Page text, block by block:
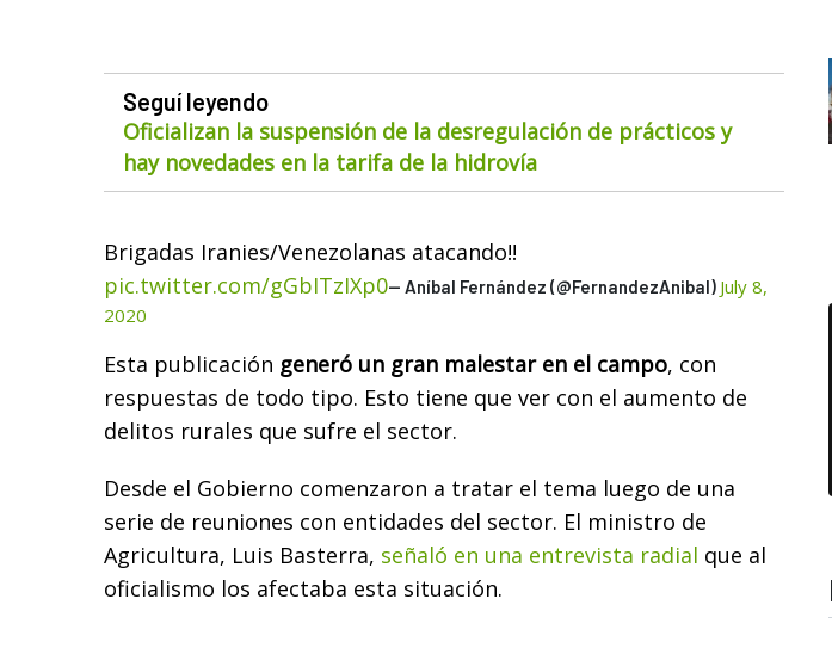
Seguí leyendo
Oficializan la suspensión de la desregulación de prácticos y
hay novedades en la tarifa de la hidrovía
Brigadas Iranies/Venezolanas atacando!!
pic.twitter.com/gGbITzIXp0— Aníbal Fernández (@FernandezAnibal) July 8,
2020
Esta publicación generó un gran malestar en el campo, con
respuestas de todo tipo. Esto tiene que ver con el aumento de
delitos rurales que sufre el sector.
Desde el Gobierno comenzaron a tratar el tema luego de una
serie de reuniones con entidades del sector. El ministro de
Agricultura, Luis Basterra, señaló en una entrevista radial que al
oficialismo los afectaba esta situación.